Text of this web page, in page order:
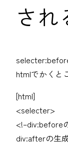
され
htmlでかくと
[html]
<selecter>
<!–div:before
div:afterの生